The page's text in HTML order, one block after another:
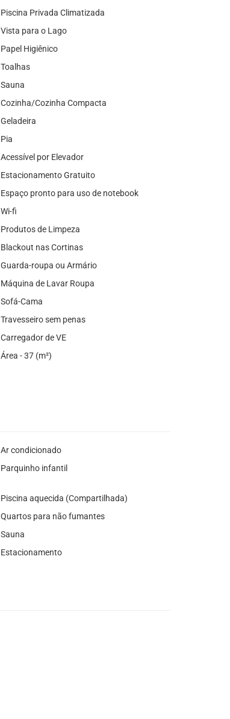
Piscina Privada Climatizada
Vista para o Lago
Papel Higiênico
Toalhas
Sauna
Cozinha/Cozinha Compacta
Geladeira
Pia
Acessível por Elevador
Estacionamento Gratuito
Espaço pronto para uso de notebook
Wi-fi
Produtos de Limpeza
Blackout nas Cortinas
Guarda-roupa ou Armário
Máquina de Lavar Roupa
Sofá-Cama
Travesseiro sem penas
Carregador de VE
Área - 37 (m²)
Ar condicionado
Parquinho infantil
Piscina aquecida (Compartilhada)
Quartos para não fumantes
Sauna
Estacionamento